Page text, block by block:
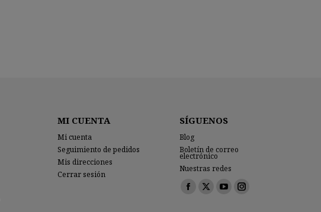
MI CUENTA
Mi cuenta
Seguimiento de pedidos
Mis direcciones
Cerrar sesión
SÍGUENOS
Blog
Boletín de correo
electrónico
Nuestras redes
Encuéntranos en:
Facebook
X
YouTubeInstagram